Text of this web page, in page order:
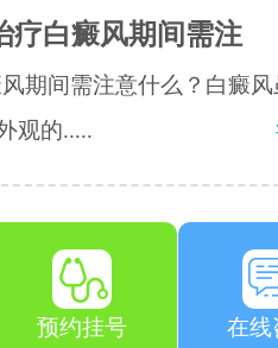
疗白癜风期间需注
期间需注意什么？白癜风
观的.....
预约挂号 在线